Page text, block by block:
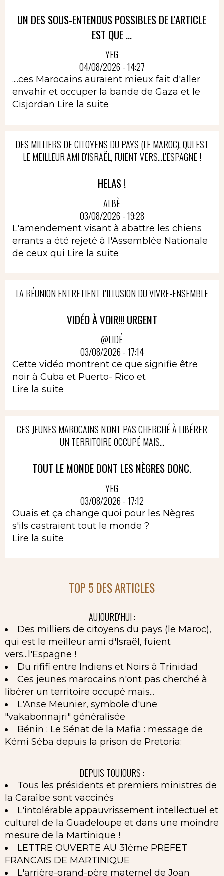
UN DES SOUS-ENTENDUS POSSIBLES DE L'ARTICLE
EST QUE ...
YEG
04/08/2026 - 14:27
....ces Marocains auraient mieux fait d'aller
envahir et occuper la bande de Gaza et le
Cisjordan Lire la suite
DES MILLIERS DE CITOYENS DU PAYS (LE MAROC), QUI EST
LE MEILLEUR AMI D'ISRAËL, FUIENT VERS...L'ESPAGNE !
HELAS !
ALBÈ
03/08/2026 - 19:28
L'amendement visant à abattre les chiens
errants a été rejeté à l'Assemblée Nationale
de ceux qui Lire la suite
LA RÉUNION ENTRETIENT L'ILLUSION DU VIVRE-ENSEMBLE
VIDÉO À VOIR!!! URGENT
@LIDÉ
03/08/2026 - 17:14
Cette vidéo montrent ce que signifie être
noir à Cuba et Puerto- Rico et
Lire la suite
CES JEUNES MAROCAINS N'ONT PAS CHERCHÉ À LIBÉRER
UN TERRITOIRE OCCUPÉ MAIS...
TOUT LE MONDE DONT LES NÈGRES DONC.
YEG
03/08/2026 - 17:12
Ouais et ça change quoi pour les Nègres
s'ils castraient tout le monde ?
Lire la suite
TOP 5 DES ARTICLES
AUJOURD'HUI :
Des milliers de citoyens du pays (le Maroc),
qui est le meilleur ami d'Israël, fuient
vers...l'Espagne !
Du rififi entre Indiens et Noirs à Trinidad
Ces jeunes marocains n'ont pas cherché à
libérer un territoire occupé mais...
L'Anse Meunier, symbole d'une
"vakabonnajri" généralisée
Bénin : Le Sénat de la Mafia : message de
Kémi Séba depuis la prison de Pretoria:
DEPUIS TOUJOURS :
Tous les présidents et premiers ministres de
la Caraïbe sont vaccinés
L'intolérable appauvrissement intellectuel et
culturel de la Guadeloupe et dans une moindre
mesure de la Martinique !
LETTRE OUVERTE AU 31ème PREFET
FRANCAIS DE MARTINIQUE
L'arrière-grand-père maternel de Joan